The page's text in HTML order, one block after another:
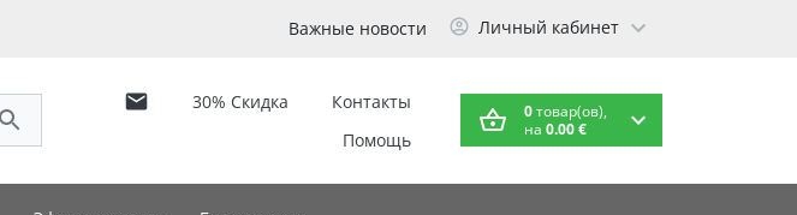
Важные новости Личный кабинет
30% Скидка
Контакты
Помощь
0товар(ов),
на 0.00 €